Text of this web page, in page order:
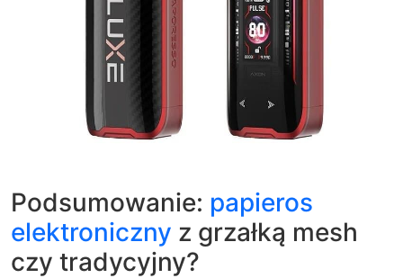
Podsumowanie: papieros
elektroniczny z grzałką mesh
czy tradycyjny?